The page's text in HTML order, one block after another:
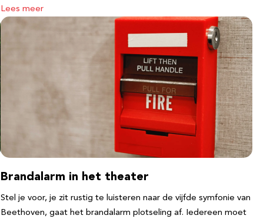
Lees meer
Brandalarm in het theater
Stel je voor, je zit rustig te luisteren naar de vijfde symfonie van
Beethoven, gaat het brandalarm plotseling af. Iedereen moet